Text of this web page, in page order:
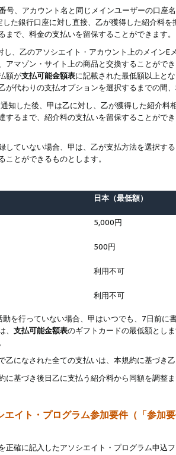
、アカウント名と同じメインユーザーの口座
た銀行口座に対し直接、乙が獲得した紹介料
まで、料金の支払いを留保することができます。
、乙のアソシエイト・アカウント上のメインE
マゾン・サイト上の商品と交換することがで
額が支払可能金額表に記載された最低額以上と
代わりの支払オプションを選択するまでの間
した後、甲は乙に対し、乙が獲得した紹介料
するまで、紹介料の支払いを留保することがで
ていない場合、甲は、乙が支払方法を選択す
とができるものとします。
日本（最低額）
5,000円
500円
利用不可
利用不可
を行っていない場合、甲はいつでも、7日前
支払可能金額表のギフトカードの最低額とし
になされた全ての支払いは、本規約に基づき
基づき後日乙に支払う紹介料から同額を調整ま
エイト・プログラム参加要件（「参加要
確に記入したアソシエイト・プログラム申込